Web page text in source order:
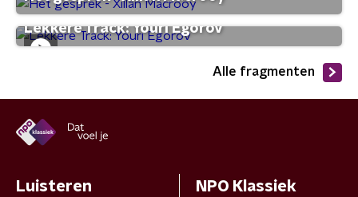
Lekkere Track: Youri Egorov
Alle fragmenten
Luisteren NPO Klassiek